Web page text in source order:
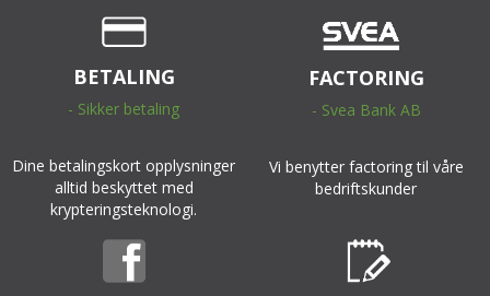
BETALING
- Sikker betaling
Dine betalingskort opplysninger
alltid beskyttet med
krypteringsteknologi.
FACTORING
- Svea Bank AB
Vi benytter factoring til våre
bedriftskunder